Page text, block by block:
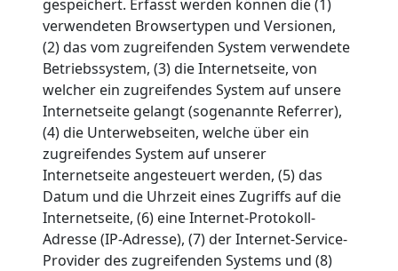
gespeichert. Erfasst werden können die (1)
verwendeten Browsertypen und Versionen,
(2) das vom zugreifenden System verwendete
Betriebssystem, (3) die Internetseite, von
welcher ein zugreifendes System auf unsere
Internetseite gelangt (sogenannte Referrer),
(4) die Unterwebseiten, welche über ein
zugreifendes System auf unserer
Internetseite angesteuert werden, (5) das
Datum und die Uhrzeit eines Zugriffs auf die
Internetseite, (6) eine Internet-Protokoll-
Adresse (IP-Adresse), (7) der Internet-Service-
Provider des zugreifenden Systems und (8)